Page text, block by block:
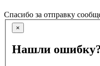
Спасибо за отправку
×
Нашли